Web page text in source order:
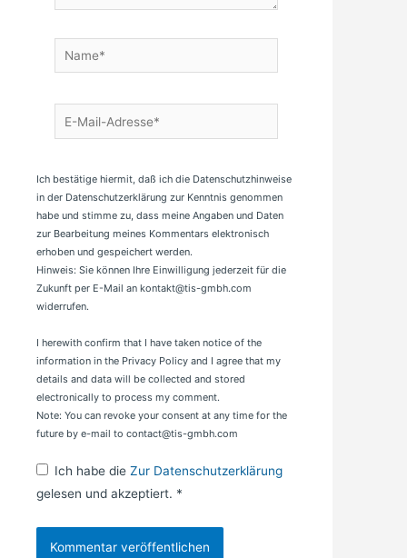
Name*
E-
Mail-
Ich bestätige hiermit, daß ich die Datenschutzhinweise
in der Datenschutzerklärung zur Kenntnis genommen
habe und stimme zu, dass meine Angaben und Daten
zur Bearbeitung meines Kommentars elektronisch
erhoben und gespeichert werden.
Hinweis: Sie können Ihre Einwilligung jederzeit für die
Zukunft per E-Mail an kontakt@tis-gmbh.com
widerrufen.
I herewith confirm that I have taken notice of the
information in the Privacy Policy and I agree that my
details and data will be collected and stored
electronically to process my comment.
Note: You can revoke your consent at any time for the
future by e-mail to contact@tis-gmbh.com
Ich habe die Zur Datenschutzerklärung
gelesen und akzeptiert. *